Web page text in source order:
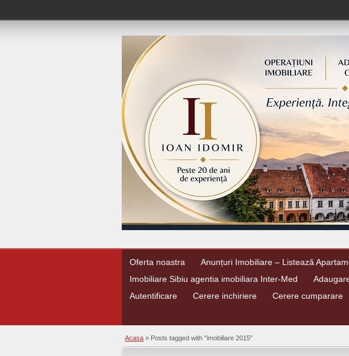
Oferta noastra Anunțuri Imobiliare – Listează
Imobiliare Sibiu agentia imobiliara Inter-Med
Autentificare
Cerere inchiriere Cerere cumparare
Acasa » Posts tagged with "imobiliare 2015"